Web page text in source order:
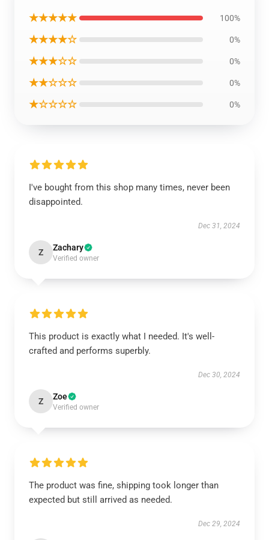
★★★★★ 100%
★★★★☆ 0%
★★★☆☆ 0%
★★☆☆☆ 0%
★☆☆☆☆ 0%
I've bought from this shop many times, never been
disappointed.
Dec 31, 2024
Z Zachary
Verified owner
This product is exactly what I needed. It's well-
crafted and performs superbly.
Dec 30, 2024
Z Zoe
Verified owner
The product was fine, shipping took longer than
expected but still arrived as needed.
Dec 29, 2024